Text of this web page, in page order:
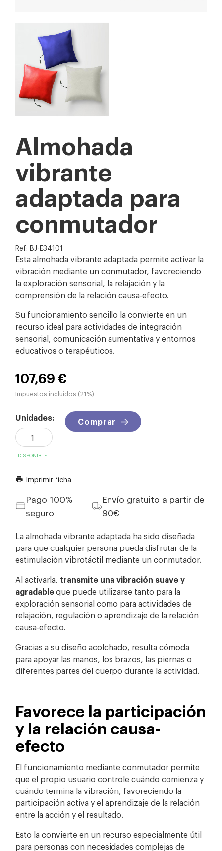
Almohada
vibrante
adaptada para
conmutador
Ref: BJ-E34101
Esta almohada vibrante adaptada permite activar la
vibración mediante un conmutador, favoreciendo
la exploración sensorial, la relajación y la
comprensión de la relación causa-efecto.
Su funcionamiento sencillo la convierte en un
recurso ideal para actividades de integración
sensorial, comunicación aumentativa y entornos
educativos o terapéuticos.
107,69 €
Impuestos incluidos (21%)
Unidades: Comprar
DISPONIBLE
print Imprimir ficha
Pago 100%
seguro
Envío gratuito a partir de
90€
La almohada vibrante adaptada ha sido diseñada
para que cualquier persona pueda disfrutar de la
estimulación vibrotáctil mediante un conmutador.
Al activarla, transmite una vibración suave y
agradableque puede utilizarse tanto para la
exploración sensorial como para actividades de
relajación, regulación o aprendizaje de la relación
causa-efecto.
Gracias a su diseño acolchado, resulta cómoda
para apoyar las manos, los brazos, las piernas o
diferentes partes del cuerpo durante la actividad.
Favorece la participación
y la relación causa-
efecto
El funcionamiento medianteconmutador permite
que el propio usuario controle cuándo comienza y
cuándo termina la vibración, favoreciendo la
participación activa y el aprendizaje de la relación
entre la acción y el resultado.
Esto la convierte en un recurso especialmente útil
para personas con necesidades complejas de